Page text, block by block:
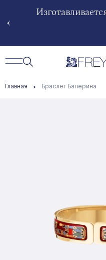
Открыть / Закрыть
Открытый поиск
Главная Браслет Балерина